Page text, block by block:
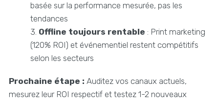
basée sur la performance mesurée, pas les
tendances
Offline toujours rentable : Print marketing
(120% ROI) et événementiel restent compétitifs
selon les secteurs
Prochaine étape : Auditez vos canaux actuels,
mesurez leur ROI respectif et testez 1-2 nouveaux